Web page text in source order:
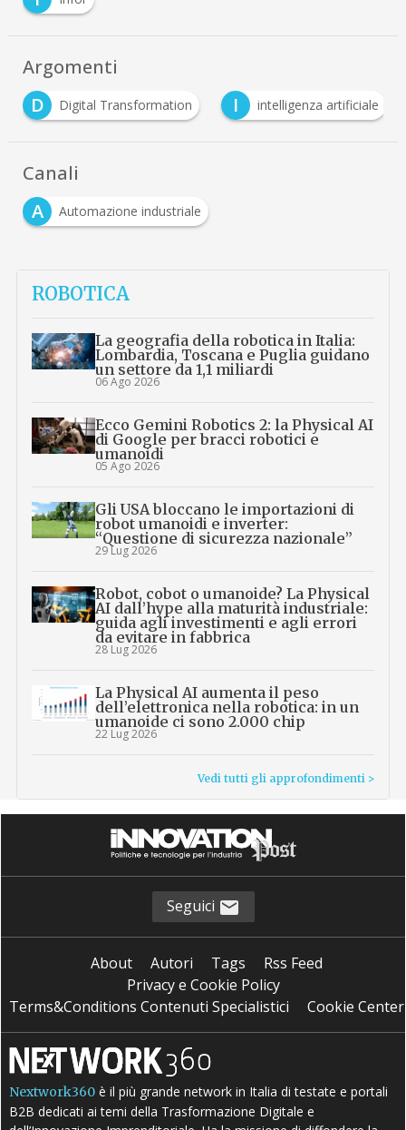
Argomenti
D
Digital Transformation I intelligenza artificiale
Canali
A
Automazione industriale
ROBOTICA
La geografia della robotica in Italia:
Lombardia, Toscana e Puglia guidano
un settore da 1,1 miliardi
06 Ago 2026
Ecco Gemini Robotics 2: la Physical AI
di Google per bracci robotici e
umanoidi
05 Ago 2026
Gli USA bloccano le importazioni di
robot umanoidi e inverter:
“Questione di sicurezza nazionale”
29 Lug 2026
Robot, cobot o umanoide? La Physical
AI dall’hype alla maturità industriale:
guida agli investimenti e agli errori
da evitare in fabbrica
28 Lug 2026
La Physical AI aumenta il peso
dell’elettronica nella robotica: in un
umanoide ci sono 2.000 chip
22 Lug 2026
Vedi tutti gli approfondimenti >
Seguici
About Autori Tags
Rss Feed
Privacy e Cookie Policy
Terms&Conditions Contenuti Specialistici
Cookie Center
Nextwork360 è il più grande network in Italia di testate e portali
B2B dedicati ai temi della Trasformazione Digitale e